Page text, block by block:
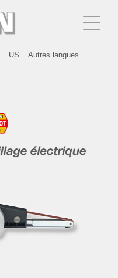
US Autres langues